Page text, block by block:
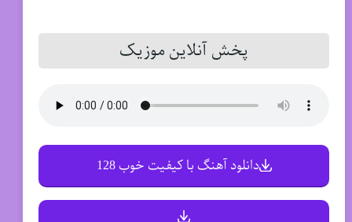
پخش آنلاین موزیک
دانلود آهنگ با کیفیت خوب 128